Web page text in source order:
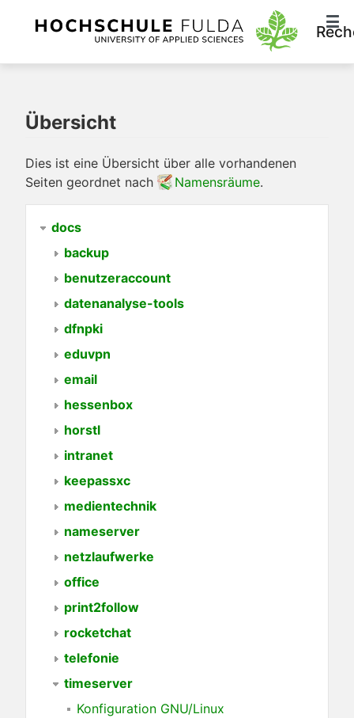
Übersicht
Dies ist eine Übersicht über alle vorhandenen
Seiten geordnet nach
Namensräume.
docs
backup
benutzeraccount
datenanalyse-tools
dfnpki
eduvpn
email
hessenbox
horstl
intranet
keepassxc
medientechnik
nameserver
netzlaufwerke
office
print2follow
rocketchat
telefonie
timeserver
Konfiguration GNU/Linux